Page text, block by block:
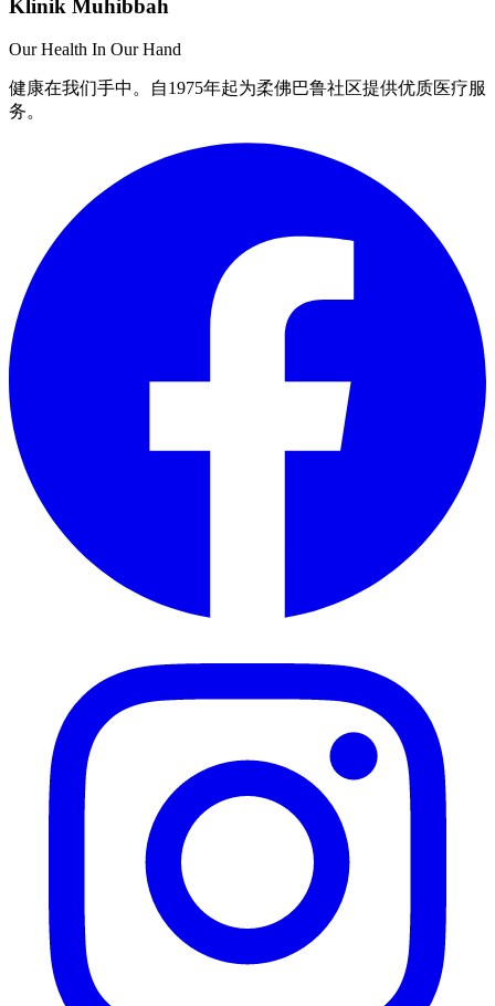
Klinik Muhibbah
Our Health In Our Hand
健康在我们手中。自1975年起为柔佛巴鲁社区提供优质医疗服
务。